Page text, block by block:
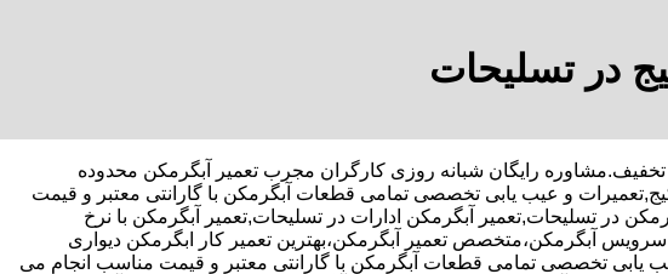
در تسلیحات
با تخفیف.مشاوره رایگان شبانه روزی کارگران مجرب تعمیر آبگرمکن محدوده
و عیب یابی تخصصی تمامی قطعات آبگرمکن با گارانتی معتبر و قیمت
در تسلیحات,تعمیر آبگرمکن ادارات در تسلیحات,تعمیر آبگرمکن با نرخ
آبگرمکن،متخصص تعمیر آبگرمکن،بهترین تعمیر کار ابگرمکن دیواری
یابی تخصصی تمامی قطعات آبگرمکن با گارانتی معتبر و قیمت مناسب انجام می